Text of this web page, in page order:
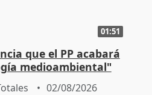
01:51
que el PP acabará
medioambiental"
las playas
02/08/2026